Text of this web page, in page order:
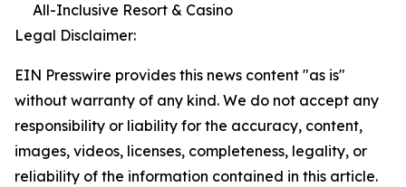
All-Inclusive Resort & Casino
Legal Disclaimer:
EIN Presswire provides this news content "as is"
without warranty of any kind. We do not accept any
responsibility or liability for the accuracy, content,
images, videos, licenses, completeness, legality, or
reliability of the information contained in this article.